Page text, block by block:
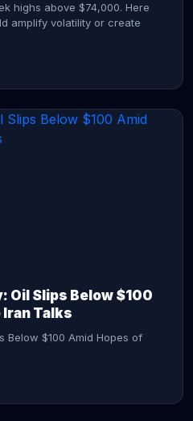
highs above $74,000. Here
amplify volatility or create
Oil Slips Below $100
Talks
Below $100 Amid Hopes of